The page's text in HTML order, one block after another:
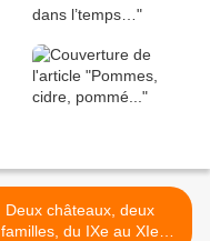
Deux châteaux, deux
familles, du IXe au XIe